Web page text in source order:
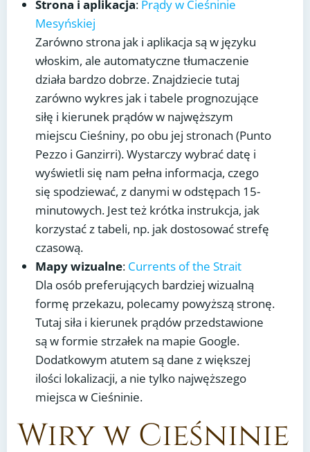
Strona i aplikacja: Prądy w Cieśninie
Mesyńskiej
Zarówno strona jak i aplikacja są w języku
włoskim, ale automatyczne tłumaczenie
działa bardzo dobrze. Znajdziecie tutaj
zarówno wykres jak i tabele prognozujące
siłę i kierunek prądów w najwęższym
miejscu Cieśniny, po obu jej stronach (Punto
Pezzo i Ganzirri). Wystarczy wybrać datę i
wyświetli się nam pełna informacja, czego
się spodziewać, z danymi w odstępach 15-
minutowych. Jest też krótka instrukcja, jak
korzystać z tabeli, np. jak dostosować strefę
czasową.
Mapy wizualne: Currents of the Strait
Dla osób preferujących bardziej wizualną
formę przekazu, polecamy powyższą stronę.
Tutaj siła i kierunek prądów przedstawione
są w formie strzałek na mapie Google.
Dodatkowym atutem są dane z większej
ilości lokalizacji, a nie tylko najwęższego
miejsca w Cieśninie.
Wiry w Cieśninie